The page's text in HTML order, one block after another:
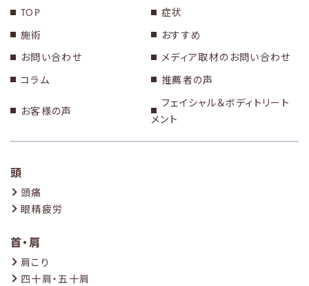
TOP
症状
施術
おすすめ
お問い合わせ
メディア取材のお問い合わせ
コラム
推薦者の声
お客様の声
フェイシャル＆ボディトリート
メント
頭
頭痛
眼精疲労
首・肩
肩こり
四十肩・五十肩